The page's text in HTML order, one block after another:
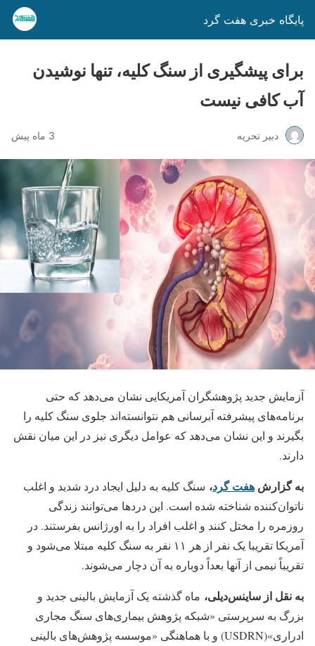
پایگاه خبری هفت گرد
برای پیشگیری از سنگ کلیه، تنها نوشیدن
آب کافی نیست
دبیر تحریه 3 ماه پیش
آزمایش جدید پژوهشگران آمریکایی نشان می‌دهد که حتی
برنامه‌های پیشرفته‌ آبرسانی هم نتوانسته‌اند جلوی سنگ کلیه را
بگیرند و این نشان می‌دهد که عوامل دیگری نیز در این میان نقش
دارند.
به گزارش هفت گرد، سنگ کلیه به دلیل ایجاد درد شدید و اغلب
ناتوان‌کننده شناخته شده است. این دردها می‌توانند زندگی
روزمره را مختل کنند و اغلب افراد را به اورژانس بفرستند. در
آمریکا تقریبا یک نفر از هر ۱۱ نفر به سنگ کلیه مبتلا می‌شود و
تقریباً نیمی از آنها بعداً دوباره به آن دچار می‌شوند.
به نقل از ساینس‌دیلی، ماه گذشته یک آزمایش بالینی جدید و
بزرگ به سرپرستی «شبکه پژوهش بیماری‌های سنگ مجاری
ادراری»(USDRN) و با هماهنگی «موسسه پژوهش‌های بالینی